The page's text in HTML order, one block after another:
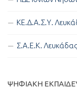
ΚΕ.Δ.Α.Σ.Υ.
Σ.Α.Ε.Κ. Λευκάδας
ΨΗΦΙΑΚΉ